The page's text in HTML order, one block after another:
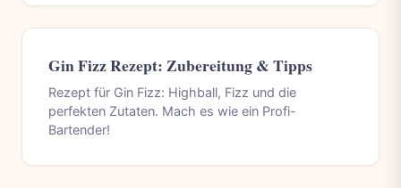
Gin Fizz Rezept: Zubereitung & Tipps
Rezept für Gin Fizz: Highball, Fizz und die
perfekten Zutaten. Mach es wie ein Profi-
Bartender!